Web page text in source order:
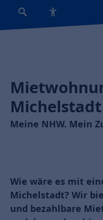
Michelstadt
Meine NHW. Mein
Wie wäre es mit
Michelstadt? Wir
und bezahlbare